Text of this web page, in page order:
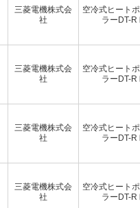
三菱電機株式会
社
空冷式ヒート
ラーDT-
三菱電機株式会
社
空冷式ヒート
ラーDT-
三菱電機株式会
社
空冷式ヒート
ラーDT-
三菱電機株式会
社
空冷式ヒート
ラーDT-